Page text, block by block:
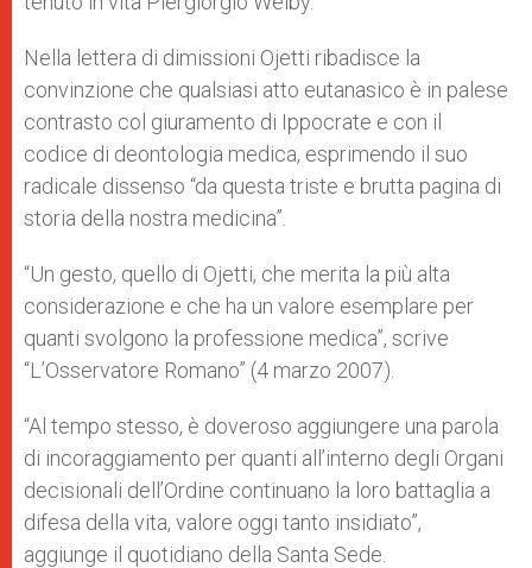
Nella lettera di dimissioni Ojetti ribadisce la
convinzione che qualsiasi atto eutanasico è in palese
contrasto col giuramento di Ippocrate e con il
codice di deontologia medica, esprimendo il suo
radicale dissenso “da questa triste e brutta pagina di
storia della nostra medicina”.
“Un gesto, quello di Ojetti, che merita la più alta
considerazione e che ha un valore esemplare per
quanti svolgono la professione medica”, scrive
“L’Osservatore Romano” (4 marzo 2007).
“Al tempo stesso, è doveroso aggiungere una parola
di incoraggiamento per quanti all’interno degli Organi
decisionali dell’Ordine continuano la loro battaglia a
difesa della vita, valore oggi tanto insidiato”,
aggiunge il quotidiano della Santa Sede.